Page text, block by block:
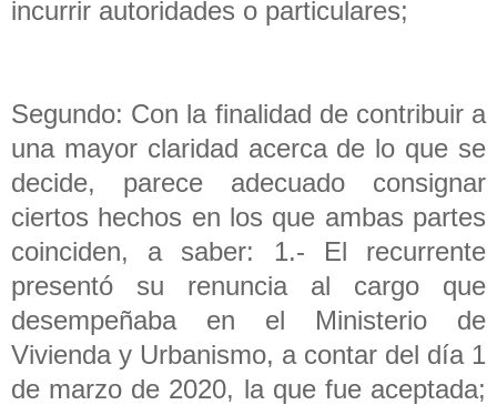
incurrir autoridades o particulares;
Segundo: Con la finalidad de contribuir a
una mayor claridad acerca de lo que se
decide, parece adecuado consignar
ciertos hechos en los que ambas partes
coinciden, a saber: 1.- El recurrente
presentó su renuncia al cargo que
desempeñaba en el Ministerio de
Vivienda y Urbanismo, a contar del día 1
de marzo de 2020, la que fue aceptada;